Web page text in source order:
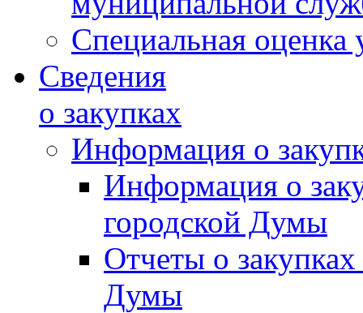
Специальная оценка
Сведения
о закупках
Информация о
Информация о
городской Думы
Отчеты о
Думы